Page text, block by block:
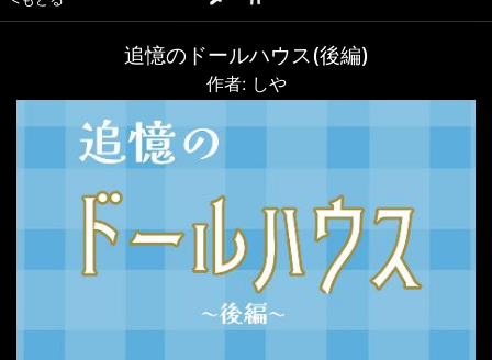
追憶のドールハウス(後編)
作者: しや